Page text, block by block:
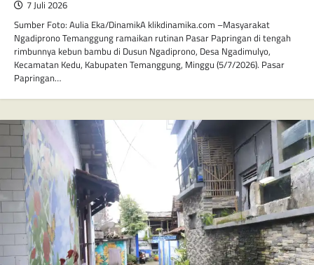
7 Juli 2026
Sumber Foto: Aulia Eka/DinamikA klikdinamika.com –Masyarakat
Ngadiprono Temanggung ramaikan rutinan Pasar Papringan di tengah
rimbunnya kebun bambu di Dusun Ngadiprono, Desa Ngadimulyo,
Kecamatan Kedu, Kabupaten Temanggung, Minggu (5/7/2026). Pasar
Papringan…